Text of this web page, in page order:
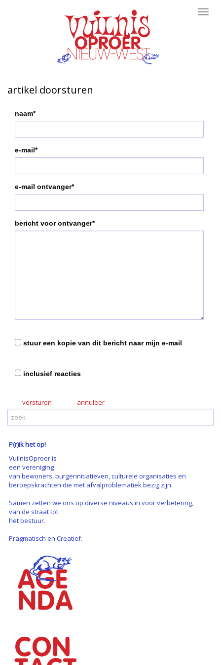
artikel doorsturen
naam*
e-mail*
e-mail ontvanger*
bericht voor ontvanger*
stuur een kopie van dit bericht naar mijn e-mail
inclusief reacties
versturen
P(r)ik het op!
VuilnisOproer is
een vereniging
van bewoners, burgerinitiatieven, culturele organisaties en
beroepskrachten die met afvalproblematiek bezig zijn.
Samen zetten we ons op diverse niveaus in voor verbetering,
van de straat tot
het bestuur.
Pragmatisch en Creatief.